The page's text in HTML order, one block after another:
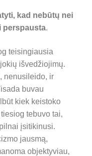
kad nebūtų nei
perspausta.
teisingiausia
išvedžiojimų.
nenusileido, ir
buvau
kiek keistoko
tebuvo tai,
įsitikinusi.
jausmą,
objektyviau,